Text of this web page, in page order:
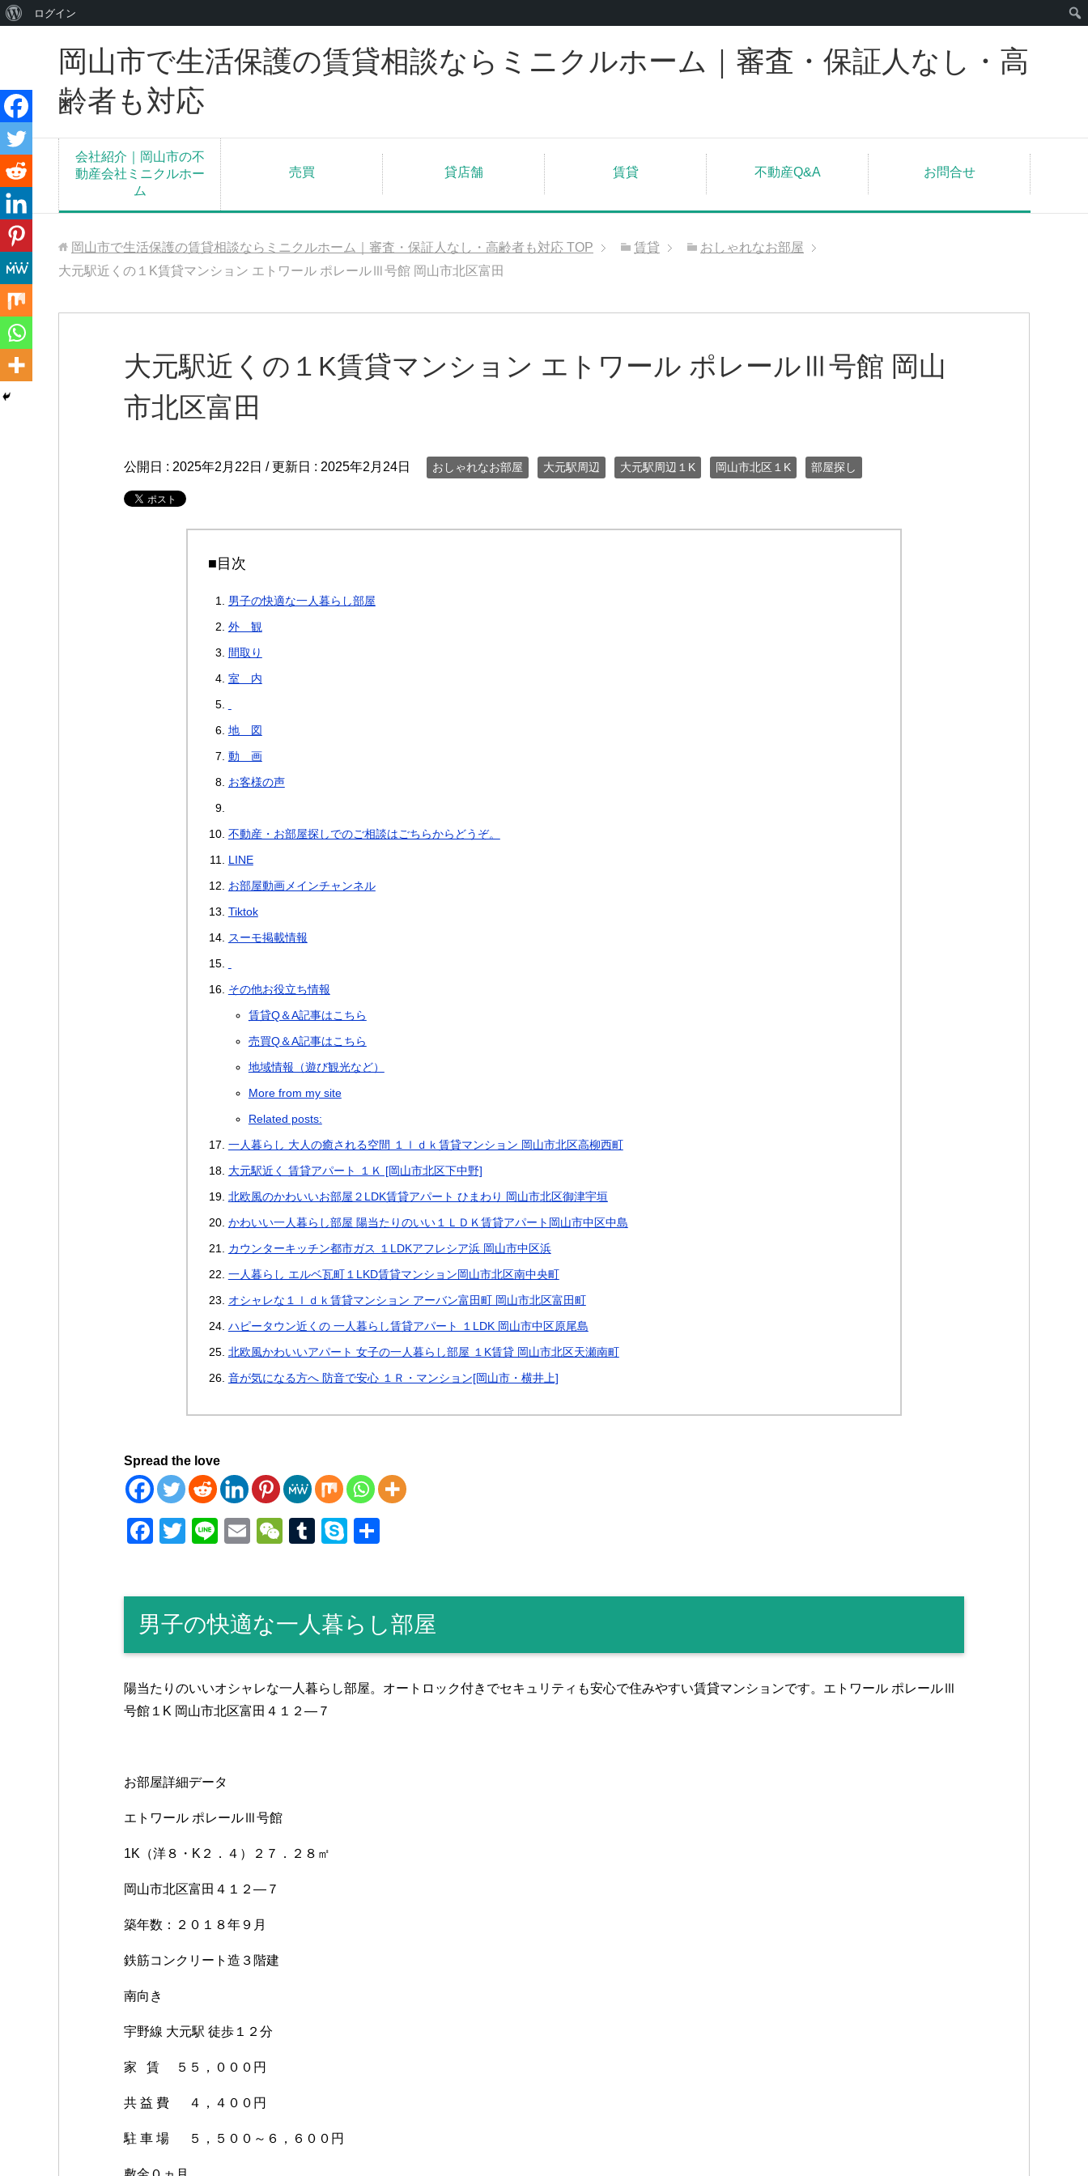
岡山市で生活保護の賃貸相談ならミニクルホーム｜審査・保証人なし・高
齢者も対応
会社紹介｜岡山市の不
動産会社ミニクルホー
ム
売買 貸店舗 賃貸 不動産Q&A お問合せ
岡山市で生活保護の賃貸相談ならミニクルホーム｜審査・保証人なし・高齢者も対応 TOP 賃貸
おしゃれなお部屋
大元駅近くの１K賃貸マンション エトワール ポレールⅢ号館 岡山市北区富田
大元駅近くの１K賃貸マンション エトワール ポレールⅢ号館 岡山
市北区富田
公開日 : 2025年2月22日 / 更新日 : 2025年2月24日 おしゃれなお部屋 大元駅周辺 大元駅周辺１K 岡山市北区１K 部屋探し
■目次
男子の快適な一人暮らし部屋
外 観
間取り
室 内
地 図
動 画
お客様の声
不動産・お部屋探しでのご相談はごちらからどうぞ。
LINE
お部屋動画メインチャンネル
Tiktok
スーモ掲載情報
その他お役立ち情報
賃貸Q＆A記事はこちら
売買Q＆A記事はこちら
地域情報（遊び観光など）
More from my site
Related posts:
一人暮らし 大人の癒される空間 １ｌｄｋ賃貸マンション 岡山市北区高柳西町
大元駅近く 賃貸アパート １Ｋ [岡山市北区下中野]
北欧風のかわいいお部屋２LDK賃貸アパート ひまわり 岡山市北区御津宇垣
かわいい一人暮らし部屋 陽当たりのいい１ＬＤＫ賃貸アパート岡山市中区中島
カウンターキッチン都市ガス １LDKアフレシア浜 岡山市中区浜
一人暮らし エルベ瓦町１LKD賃貸マンション岡山市北区南中央町
オシャレな１ｌｄｋ賃貸マンション アーバン富田町 岡山市北区富田町
ハピータウン近くの 一人暮らし賃貸アパート １LDK 岡山市中区原尾島
北欧風かわいいアパート 女子の一人暮らし部屋 １K賃貸 岡山市北区天瀬南町
音が気になる方へ 防音で安心 １Ｒ・マンション[岡山市・横井上]
Spread the love
F
e
b
o
o
k
T
Li
E
W
at
T
bl
r
S
e
男子の快適な一人暮らし部屋
陽当たりのいいオシャレな一人暮らし部屋。オートロック付きでセキュリティも安心で住みやすい賃貸マンションです。エトワール ポレールⅢ
号館１K 岡山市北区富田４１２―７
お部屋詳細データ
エトワール ポレールⅢ号館
1K（洋８・K２．４）２７．２８㎡
岡山市北区富田４１２―７
築年数：２０１８年９月
鉄筋コンクリート造３階建
南向き
宇野線 大元駅 徒歩１２分
家 賃 ５５，０００円
共 益 費 ４，４００円
駐 車 場 ５，５００～６，６００円
WordPress
い
て
ログイン